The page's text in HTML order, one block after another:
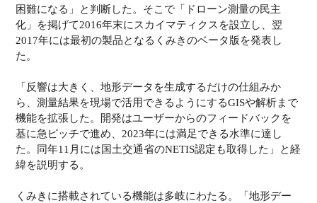
困難になる」と判断した。そこで「ドローン測量の民主
化」を掲げて2016年末にスカイマティクスを設立し、翌
2017年には最初の製品となるくみきのベータ版を発表し
た。
「反響は大きく、地形データを生成するだけの仕組みか
ら、測量結果を現場で活用できるようにするGISや解析まで
機能を拡張した。開発はユーザーからのフィードバックを
基に急ピッチで進め、2023年には満足できる水準に達し
た。同年11月には国土交通省のNETIS認定も取得した」と経
緯を説明する。
くみきに搭載されている機能は多岐にわたる。「地形デー